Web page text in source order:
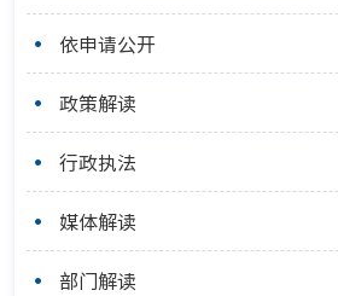
依申请公开
政策解读
行政执法
媒体解读
部门解读